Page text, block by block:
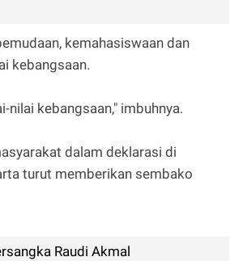
kemahasiswaan dan
kebangsaan.
nilai kebangsaan," imbuhnya.
dalam deklarasi di
turut memberikan sembako
Raudi Akmal